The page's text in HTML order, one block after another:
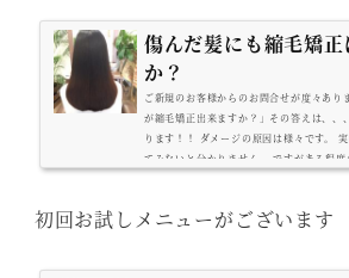
です...
傷んだ髪にも縮毛矯
か？
ご新規のお客様からのお問合せが度々あり
が縮毛矯正出来ますか？」その答えは、、
ります！！ ダメージの原因は様々です。
てみないと分かりません。 ですがある程
ヘアカラーの頻度が一か月に一度以上で、
初回お試しメニューがございます